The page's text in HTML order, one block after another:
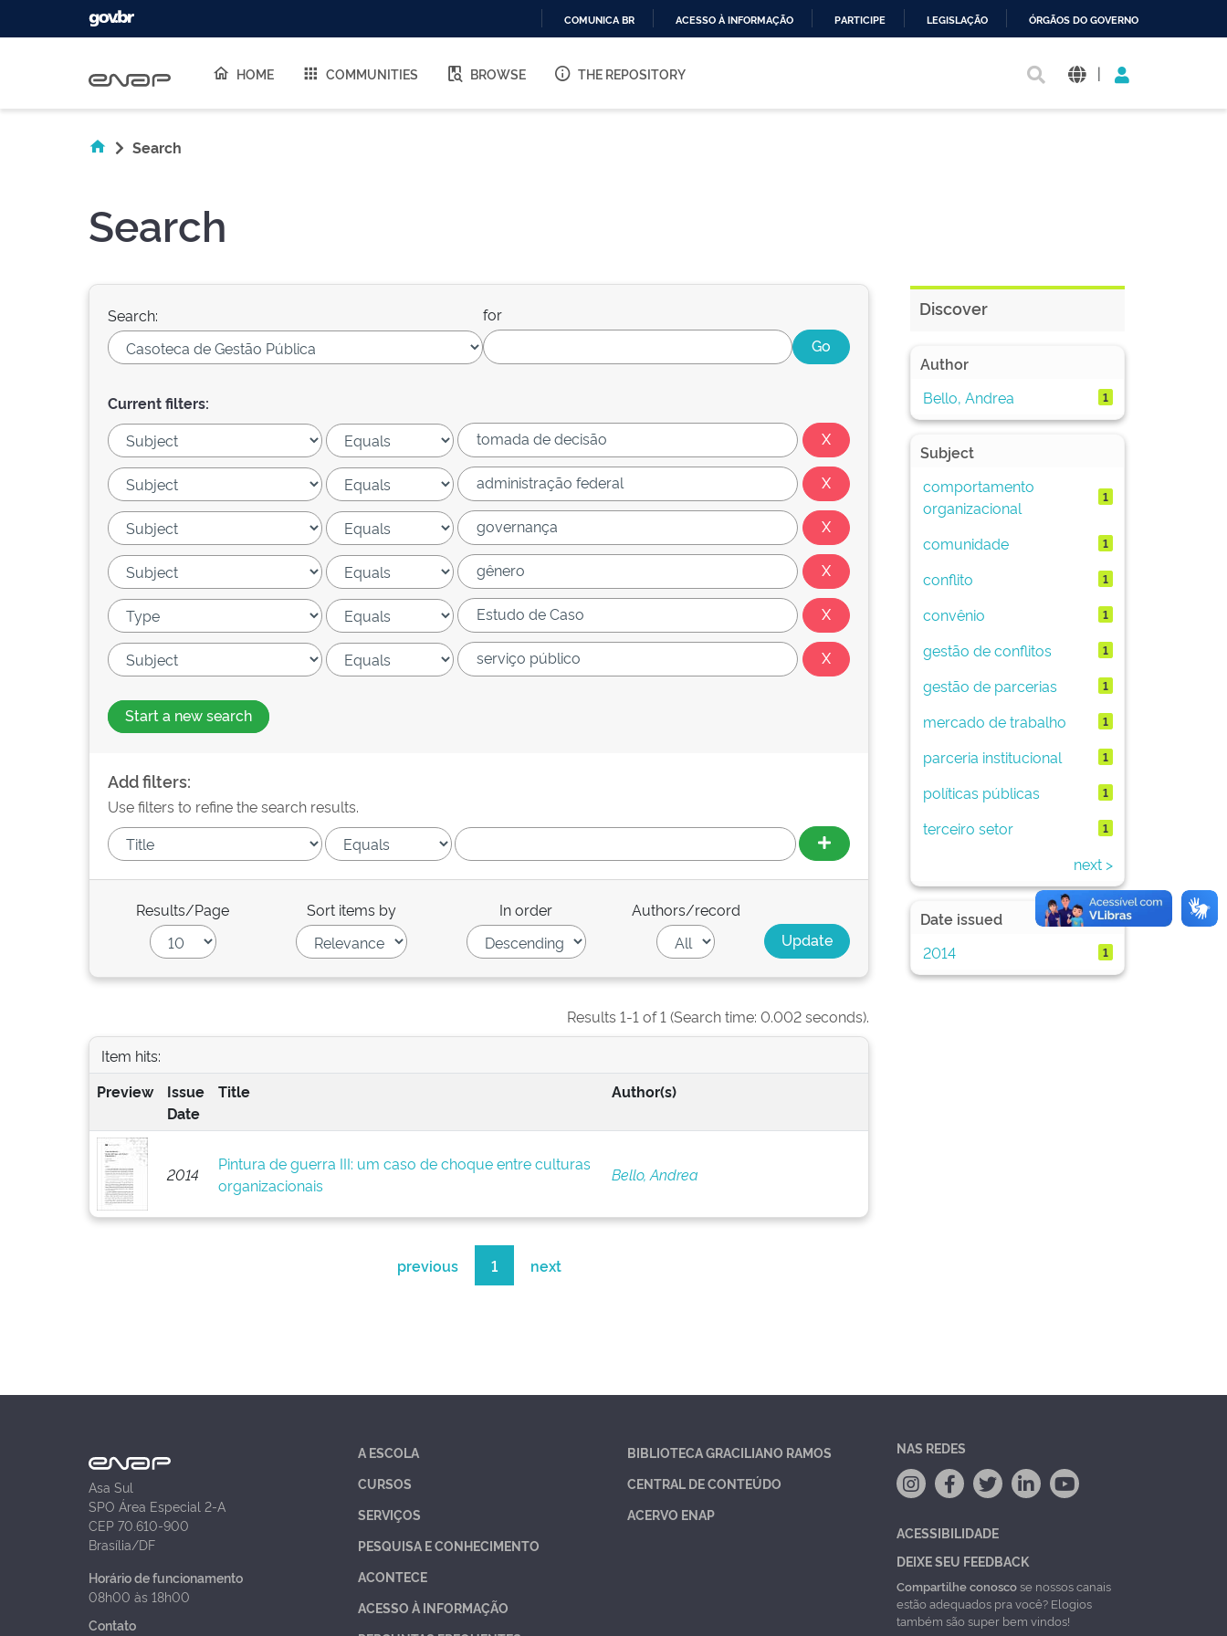
O
COMUNICA BR ACESSO À INFORMAÇÃO PARTICIPE LEGISLAÇÃO ÓRGÃOS DO GOVERNO
HOME COMMUNITIES BROWSE THE REPOSITORY |
Search
Search
Search: for
Current filters:
Start a new search
Add filters:
Use filters to refine the search results.
Results/Page Sort items by In order Authors/record
Results 1-1 of 1 (Search time: 0.002 seconds).
Item hits:
Preview
Issue
Date
Title Author(s)
2014
Pintura de guerra III: um caso de choque entre culturas
organizacionais
Bello, Andrea
previous 1 next
Discover
Author
Bello, Andrea
1
Subject
comportamento
organizacional
1
comunidade 1
conflito 1
convênio 1
gestão de conflitos 1
gestão de parcerias 1
mercado de trabalho 1
parceria institucional 1
políticas públicas 1
terceiro setor 1
next >
Date issued
2014
1
Asa Sul
SPO Área Especial 2-A
CEP 70.610-900
Brasília/DF
Horário de funcionamento
08h00 às 18h00
Contato
A ESCOLA
CURSOS
SERVIÇOS
PESQUISA E CONHECIMENTO
ACONTECE
ACESSO À INFORMAÇÃO
BIBLIOTECA GRACILIANO RAMOS
CENTRAL DE CONTEÚDO
ACERVO ENAP
NAS REDES
ACESSIBILIDADE
DEIXE SEU FEEDBACK
Compartilhe conoscose nossos canais
estão adequados pra você? Elogios
também são super bem vindos!